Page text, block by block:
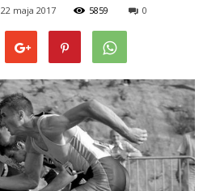
22 maja 2017 5859 0